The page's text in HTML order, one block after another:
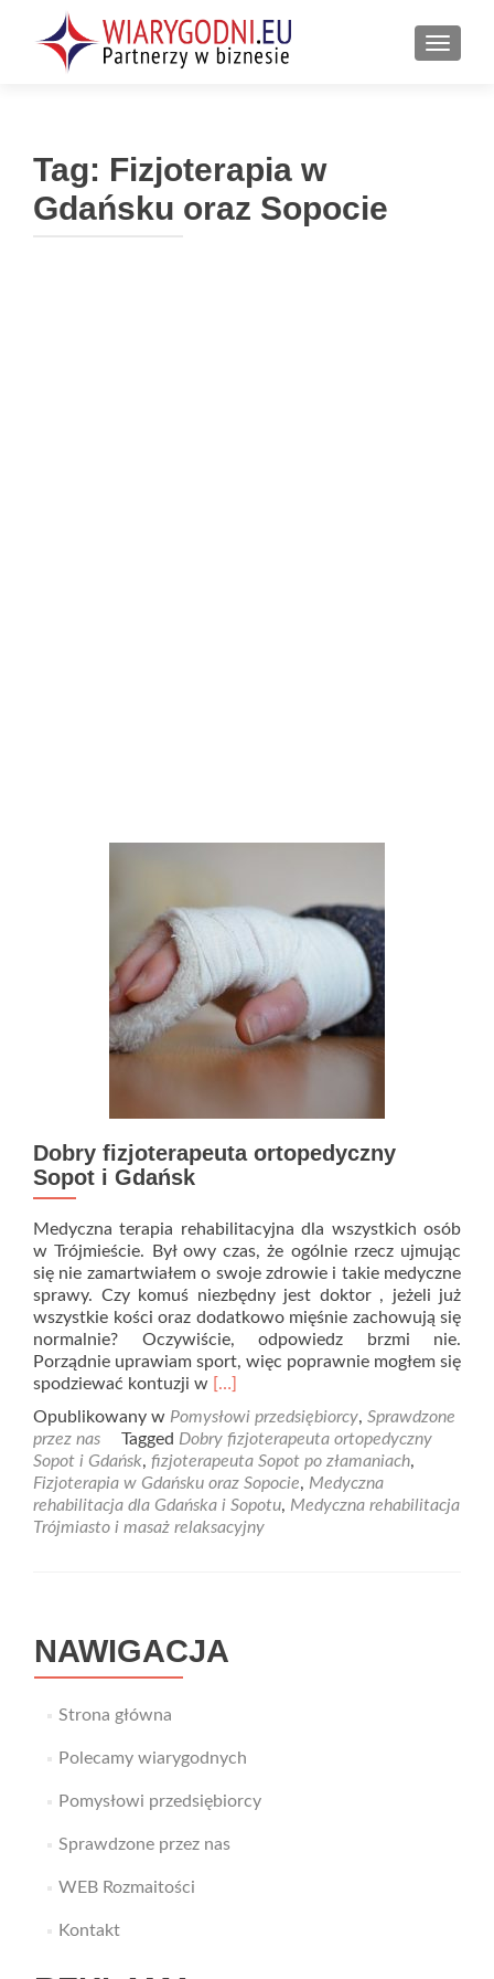
Tag: Fizjoterapia w
Gdańsku oraz Sopocie
Dobry fizjoterapeuta ortopedyczny
Sopot i Gdańsk
Medyczna terapia rehabilitacyjna dla wszystkich osób
w Trójmieście. Był owy czas, że ogólnie rzecz ujmując
się nie zamartwiałem o swoje zdrowie i takie medyczne
sprawy. Czy komuś niezbędny jest doktor , jeżeli już
wszystkie kości oraz dodatkowo mięśnie zachowują się
normalnie? Oczywiście, odpowiedz brzmi nie.
Porządnie uprawiam sport, więc poprawnie mogłem się
spodziewać kontuzji w Read
about
Dobry
fizjoterapeuta
ortopedyczny
Sopot
i
[…]
Opublikowany w Pomysłowi przedsiębiorcy, Sprawdzone
przez nas
Tagged Dobry fizjoterapeuta ortopedyczny
Sopot i Gdańsk, fizjoterapeuta Sopot po złamaniach,
Fizjoterapia w Gdańsku oraz Sopocie, Medyczna
rehabilitacja dla Gdańska i Sopotu, Medyczna rehabilitacja
Trójmiasto i masaż relaksacyjny
NAWIGACJA
Strona główna
Polecamy wiarygodnych
Pomysłowi przedsiębiorcy
Sprawdzone przez nas
WEB Rozmaitości
Kontakt